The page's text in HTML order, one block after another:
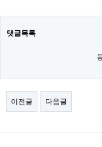
댓글목록
이전글 다음글